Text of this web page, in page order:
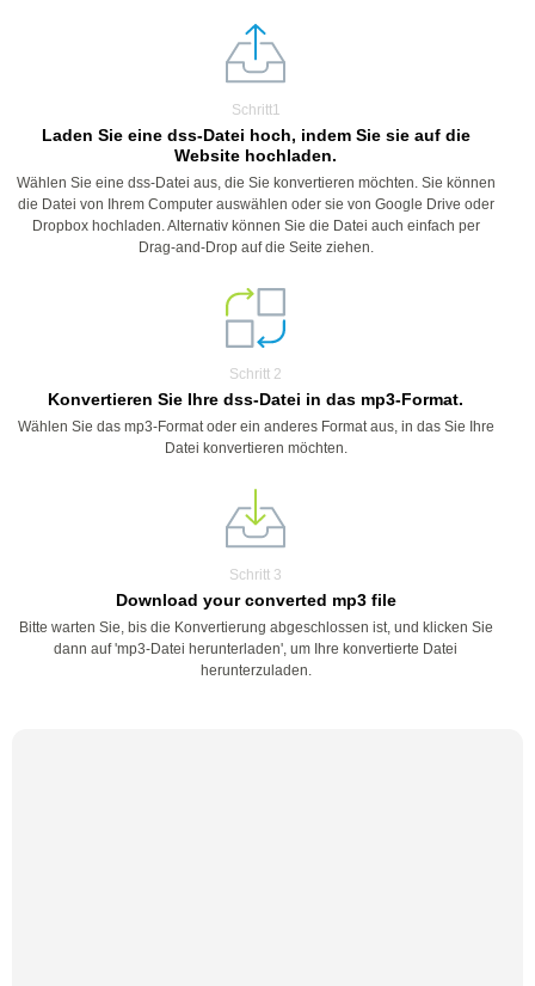
Schritt1
Laden Sie eine dss-Datei hoch, indem Sie sie auf die
Website hochladen.
Wählen Sie eine dss-Datei aus, die Sie konvertieren möchten. Sie können
die Datei von Ihrem Computer auswählen oder sie von Google Drive oder
Dropbox hochladen. Alternativ können Sie die Datei auch einfach per
Drag-and-Drop auf die Seite ziehen.
Schritt 2
Konvertieren Sie Ihre dss-Datei in das mp3-Format.
Wählen Sie das mp3-Format oder ein anderes Format aus, in das Sie Ihre
Datei konvertieren möchten.
Schritt 3
Download your converted mp3 file
Bitte warten Sie, bis die Konvertierung abgeschlossen ist, und klicken Sie
dann auf 'mp3-Datei herunterladen', um Ihre konvertierte Datei
herunterzuladen.